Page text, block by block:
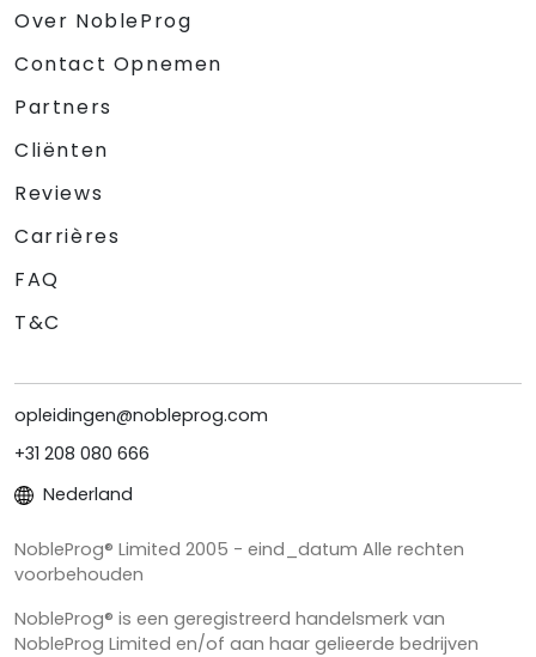
Over NobleProg
Contact Opnemen
Partners
Cliënten
Reviews
Carrières
FAQ
T&C
opleidingen@nobleprog.com
+31 208 080 666
Nederland
NobleProg® Limited 2005 - eind_datum Alle rechten
voorbehouden
NobleProg® is een geregistreerd handelsmerk van
NobleProg Limited en/of aan haar gelieerde bedrijven